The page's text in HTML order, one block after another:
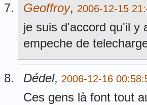
Geoffroy, 2006-12-15
je suis d'accord qu'il y
empeche de
Dédel, 2006-12-16
Ces gens là font tout